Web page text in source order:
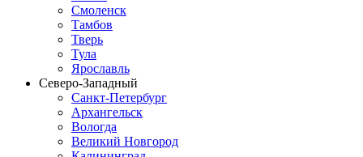
Смоленск
Тамбов
Тверь
Тула
Ярославль
Северо-Западный
Санкт-Петербург
Архангельск
Вологда
Великий Новгород